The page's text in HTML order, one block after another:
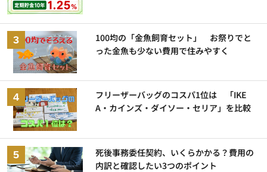
100均の「金魚飼育セット」 お祭りでと
った金魚も少ない費用で住みやすく
フリーザーバッグのコスパ1位は 「IKE
A・カインズ・ダイソー・セリア」を比較
死後事務委任契約、いくらかかる？費用の
内訳と確認したい3つのポイント